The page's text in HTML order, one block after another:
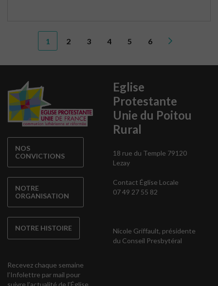
1 2 3 4 5 6
NOS
CONVICTIONS
NOTRE
ORGANISATION
NOTRE HISTOIRE
Eglise
Protestante
Unie du Poitou
Rural
18 rue du Temple 79120
Lezay
Contact Église Locale
07 49 27 55 82
Nicole Griffault, présidente
du Conseil Presbytéral
Recevez chaque semaine
l’Infolettre par mail pour
suivre l’actualité de l’Église ,